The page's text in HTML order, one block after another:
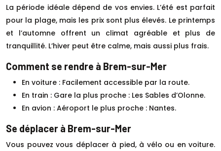
La période idéale dépend de vos envies. L’été est parfait
pour la plage, mais les prix sont plus élevés. Le printemps
et l’automne offrent un climat agréable et plus de
tranquillité. L’hiver peut être calme, mais aussi plus frais.
Comment se rendre à Brem-sur-Mer
En voiture : Facilement accessible par la route.
En train : Gare la plus proche : Les Sables d’Olonne.
En avion : Aéroport le plus proche : Nantes.
Se déplacer à Brem-sur-Mer
Vous pouvez vous déplacer à pied, à vélo ou en voiture.